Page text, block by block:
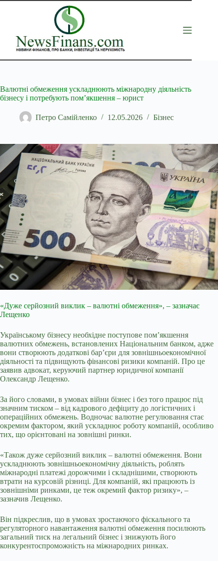
Перейти
Валютні обмеження ускладнюють міжнародну діяльність
бізнесу і потребують пом’якшення – юрист
Петро Самійленко 12.05.2026 Бізнес
«Дуже серйозний виклик – валютні обмеження», – зазначає
Лещенко
Українському бізнесу необхідне поступове пом’якшення
валютних обмежень, встановлених Національним банком, адже
вони створюють додаткові бар’єри для зовнішньоекономічної
діяльності та підвищують фінансові ризики компаній. Про це
заявив адвокат, керуючий партнер юридичної компанії
Олександр Лещенко.
За його словами, в умовах війни бізнес і без того працює під
значним тиском – від кадрового дефіциту до логістичних і
операційних обмежень. Водночас валютне регулювання стає
окремим фактором, який ускладнює роботу компаній, особливо
тих, що орієнтовані на зовнішні ринки.
«Також дуже серйозний виклик – валютні обмеження. Вони
ускладнюють зовнішньоекономічну діяльність, роблять
міжнародні платежі дорожчими і складнішими, створюють
втрати на курсовій різниці. Для компаній, які працюють із
зовнішніми ринками, це теж окремий фактор ризику», –
зазначив Лещенко.
Він підкреслив, що в умовах зростаючого фіскального та
регуляторного навантаження валютні обмеження посилюють
загальний тиск на легальний бізнес і знижують його
конкурентоспроможність на міжнародних ринках.